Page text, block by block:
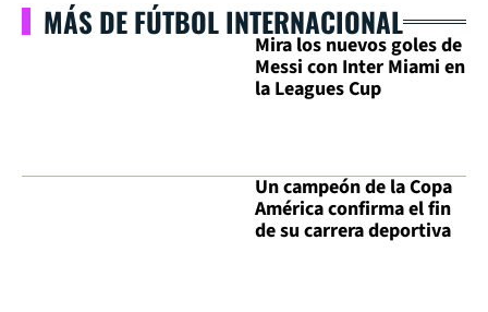
MÁS DE FÚTBOL INTERNACIONAL
Mira los nuevos goles de
Messi con Inter Miami en
la Leagues Cup
Un campeón de la Copa
América confirma el fin
de su carrera deportiva